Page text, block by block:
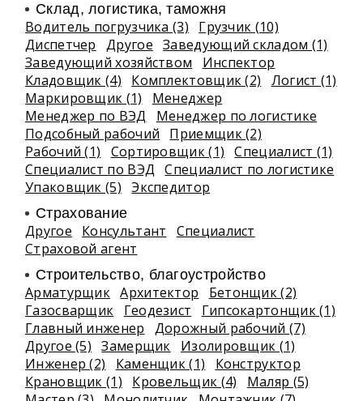
Склад, логистика, таможня
Водитель погрузчика (3)
Грузчик (10)
Диспетчер
Другое Заведующий складом (1)
Заведующий хозяйством
Инспектор
Кладовщик (4)
Комплектовщик (2)
Логист (1)
Маркировщик (1)
Менеджер
Менеджер по ВЭД
Менеджер по логистике
Подсобный рабочий
Приемщик (2)
Рабочий (1)
Сортировщик (1)
Специалист (1)
Специалист по ВЭД
Специалист по логистике
Упаковщик (5)
Экспедитор
Страхование
Другое Консультант
Специалист
Страховой агент
Строительство, благоустройство
Арматурщик Архитектор
Бетонщик (2)
Газосварщик
Геодезист
Гипсокартонщик (1)
Главный инженер
Дорожный рабочий (7)
Другое (5)
Замерщик
Изолировщик (1)
Инженер (2)
Каменщик (1)
Конструктор
Крановщик (1)
Кровельщик (4)
Маляр (5)